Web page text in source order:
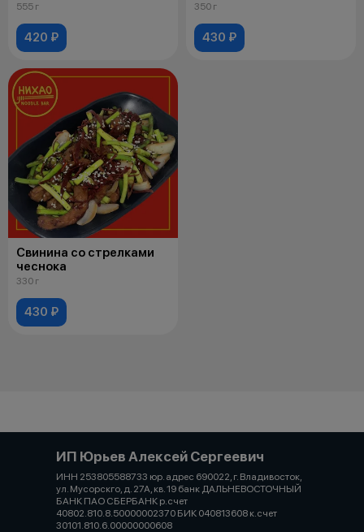
555 г
420 ₽
350 г
430 ₽
Свинина со стрелками
чеснока
330 г
430 ₽
ИП Юрьев Алексей Сергеевич
ИНН 253805588733 юр. адрес 690022, г. Владивосток,
ул. Мусорскго, д. 27А, кв. 19 банк ДАЛЬНЕВОСТОЧНЫЙ
БАНК ПАО СБЕРБАНК р.счет
40802.810.8.50000002370 БИК 040813608 к.счет
30101.810.6.00000000608